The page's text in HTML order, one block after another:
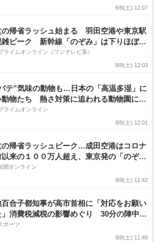
8/8(土) 12:07
の帰省ラッシュ始まる 羽田空港や東京駅
雑ピーク 新幹線「のぞみ」は下りほぼ満
ライムオンライン（フジテレビ系）
8/8(土) 12:03
テ”気味の動物も…日本の「高温多湿」に
動物たち 熱さ対策に追われる動物園に密
ライムオンライン
8/8(土) 12:01
の帰省ラッシュピーク…成田空港はコロナ
来の１００万人超え、東京発の「のぞ
ほぼ満席
聞オンライン
8/8(土) 11:42
合子都知事が高市首相に「対応をお願い
」消費税減税の影響めぐり 30分の陣中見
ポーツ
8/8(土) 11:40